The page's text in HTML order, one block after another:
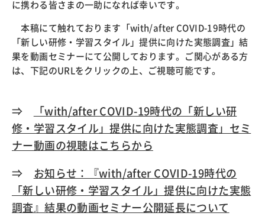
に携わる皆さまの一助になれば幸いです。
本稿にて触れております「with/after COVID-19時代の
「新しい研修・学習スタイル」提供に向けた実態調査」結
果を動画セミナーにて公開しております。ご関心がある方
は、下記のURLをクリックの上、ご視聴可能です。
⇒
「with/after COVID-19時代の「新しい研
修・学習スタイル」提供に向けた実態調査」セミ
ナー動画の視聴はこちらから
⇒ お知らせ：『with/after COVID-19時代の
「新しい研修・学習スタイル」提供に向けた実態
調査』結果の動画セミナー公開延長について